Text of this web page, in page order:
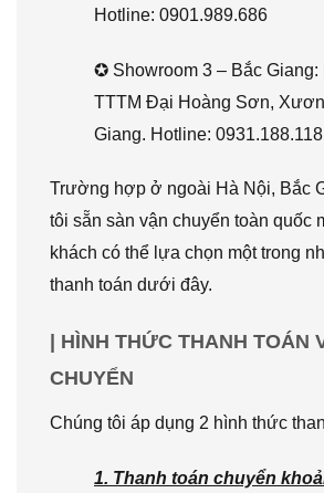
Hotline: 0901.989.686
✪ Showroom 3 – Bắc Giang:
TTTM Đại Hoàng Sơn,
Giang. Hotline: 0931.188.118
Trường hợp ở ngoài Hà Nội, Bắc
tôi sẵn sàn vận chuyển toàn quốc
khách có thể lựa chọn một trong
thanh toán dưới đây.
| HÌNH THỨC THANH TOÁN
CHUYỂN
Chúng tôi áp dụng 2 hình thức
1. Thanh toán chuyển